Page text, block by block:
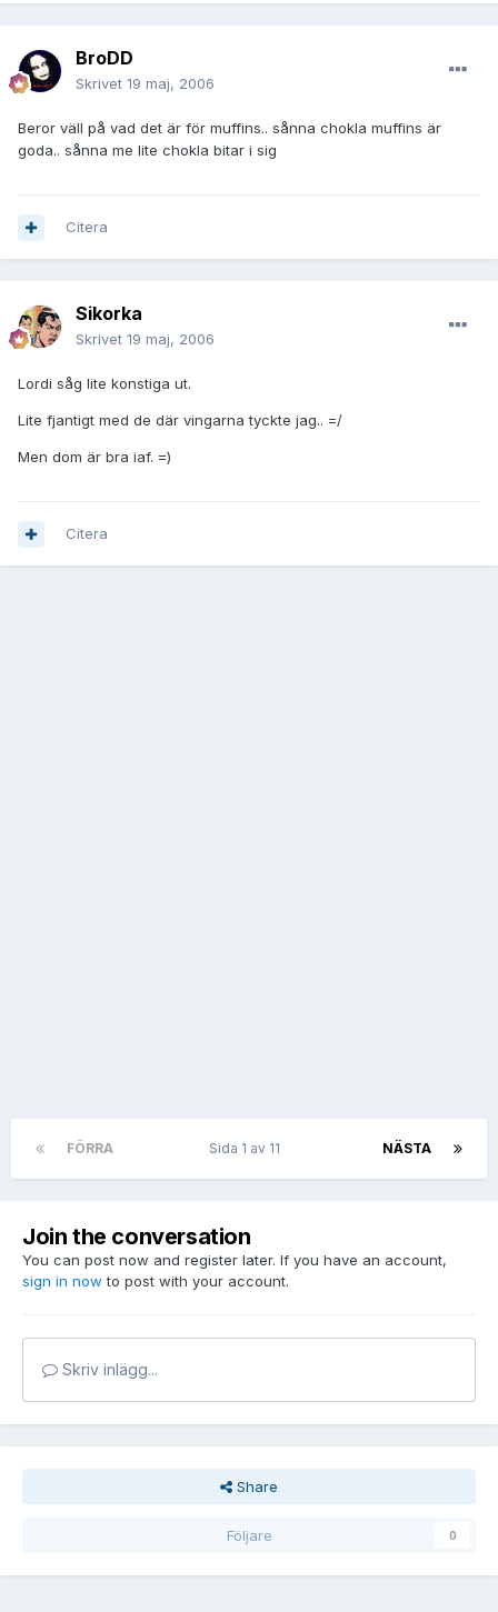
BroDD
Skrivet 19 maj, 2006
Beror väll på vad det är för muffins.. sånna chokla muffins är
goda.. sånna me lite chokla bitar i sig
Citera
Sikorka
Skrivet 19 maj, 2006
Lordi såg lite konstiga ut.
Lite fjantigt med de där vingarna tyckte jag.. =/
Men dom är bra iaf. =)
Citera
FÖRRA NÄSTA
Sida 1 av 11
Join the conversation
You can post now and register later. If you have an account,
sign in now to post with your account.
Skriv inlägg...
Share
Följare 0